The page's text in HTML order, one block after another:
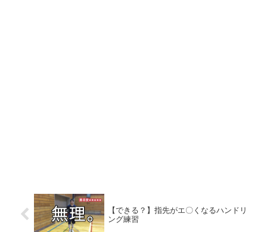
【できる？】指先がエ〇くなるハンドリ
ング練習